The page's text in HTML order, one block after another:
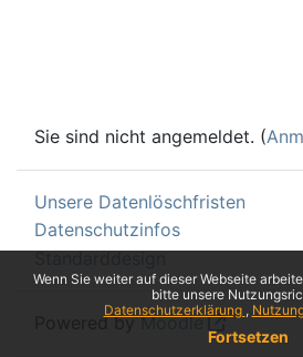
Wenn Sie weiter auf dieser Webseite
bitte unsere
Datenschutzerklärung
Fortsetzen
Sie sind nicht angemeldet. (
Unsere Datenlöschfristen
Datenschutzinfos
Standarddesign
Powered byMoodle